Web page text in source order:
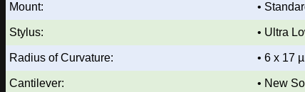
Mount: •
Stylus: • Ultra
Radius of Curvature: • 6 x 17
Cantilever: • New